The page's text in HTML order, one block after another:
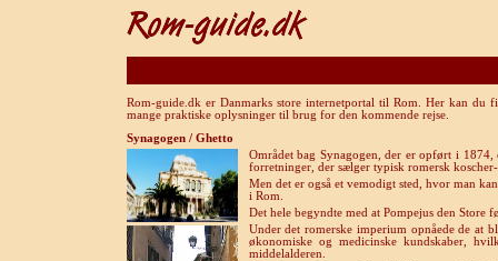
Rom-guide.dk er Danmarks store internetportal til Rom. Her kan du
mange praktiske oplysninger til brug for den kommende rejse.
Synagogen / Ghetto
Området bag Synagogen, der er opført i 1874,
forretninger, der sælger typisk romersk koscher-
Men det er også et vemodigt sted, hvor man
i Rom.
Det hele begyndte med at Pompejus den Store
Under det romerske imperium opnåede de at
økonomiske og medicinske kundskaber,
middelalderen.